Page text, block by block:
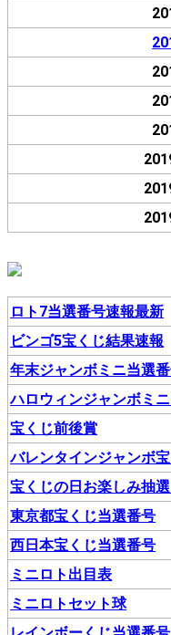
ロト7当選番号速報最新
ビンゴ5宝くじ結果速報
年末ジャンボミニ当選
ハロウィンジャンボミ
宝くじ前後賞
バレンタインジャンボ
宝くじの日お楽しみ抽
東京都宝くじ当選番号
西日本宝くじ当選番号
ミニロト出目表
ミニロトセット球